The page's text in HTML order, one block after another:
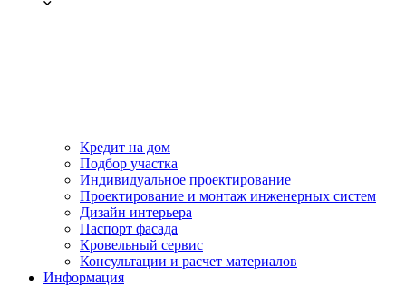
Кредит на дом
Подбор участка
Индивидуальное проектирование
Проектирование и монтаж инженерных систем
Дизайн интерьера
Паспорт фасада
Кровельный сервис
Консультации и расчет материалов
Информация